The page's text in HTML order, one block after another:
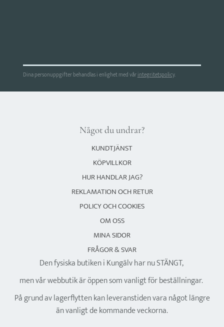
Dina personuppgifter behandlas i enlighet med vårintegritetspolicy.
Något du undrar?
KUNDTJÄNST
KÖPVILLKOR
HUR HANDLAR JAG?
REKLAMATION OCH RETUR
POLICY OCH COOKIES
OM OSS
MINA SIDOR
FRÅGOR & SVAR
Den fysiska butiken i Kungälv har nu STÄNGT,
men vår webbutik är öppen som vanligt för beställningar.
På grund av lagerflytten kan leveranstiden vara något längre
än vanligt de kommande veckorna.